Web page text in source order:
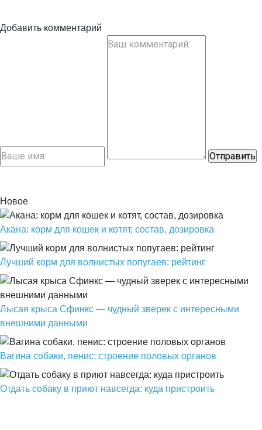
Добавить комментарий
Новое
Акана: корм для кошек и котят, состав, дозировка
Лучший корм для волнистых попугаев: рейтинг
Лысая крыса Сфинкс — чудный зверек с интересными
внешними данными
Вагина собаки, пенис: строение половых органов
Отдать собаку в приют навсегда: куда пристроить